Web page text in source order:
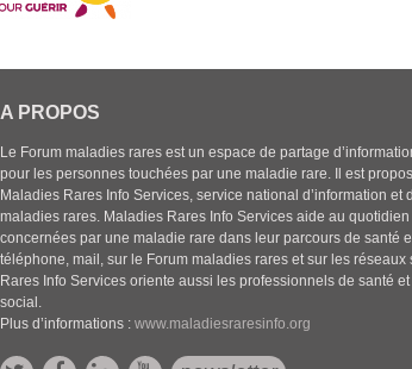
A PROPOS
Le Forum maladies rares est un espace de partage
pour les personnes touchées par une maladie rare. Il est
Maladies Rares Info Services, service national d’information et
maladies rares. Maladies Rares Info Services aide au
concernées par une maladie rare dans leur parcours de santé
téléphone, mail, sur le Forum maladies rares et sur les réseaux
Rares Info Services oriente aussi les professionnels de santé
social.
Plus d’informations :www.maladiesraresinfo.org